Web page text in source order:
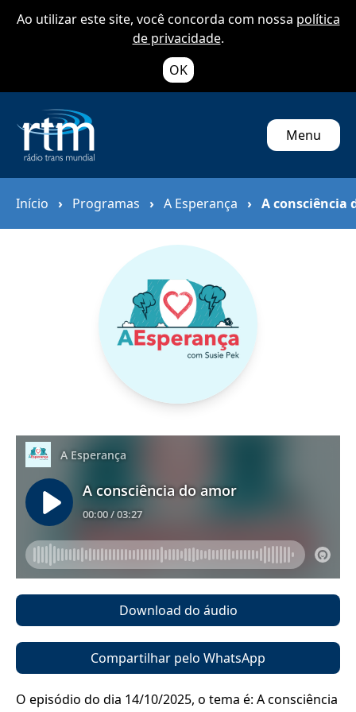
Ao utilizar este site, você concorda com nossa política
de privacidade.
OK
Menu
Início › Programas › A Esperança › A consciência
Download do áudio
Compartilhar pelo WhatsApp
O episódio do dia 14/10/2025, o tema é: A consciência